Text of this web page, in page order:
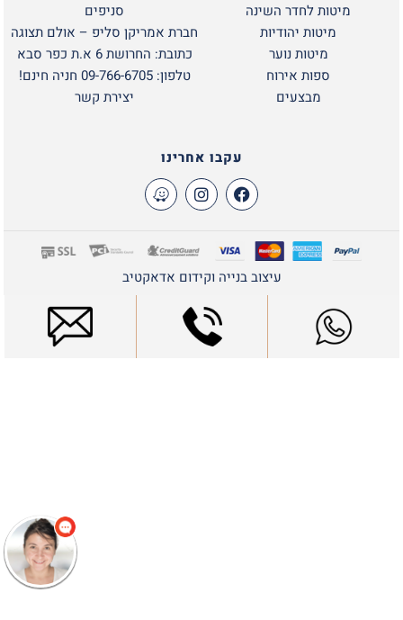
מיטות לחדר השינה
מיטות יהודיות
מיטות נוער
ספות אירוח
מבצעים
סניפים
חברת אמריקן סליפ – אולם תצוגה
כתובת: החרושת 6 א.ת כפר סבא
טלפון: 09-766-6705 חניה חינם!
יצירת קשר
עקבו אחרינו
עיצוב בנייה וקידום אדאקטיב